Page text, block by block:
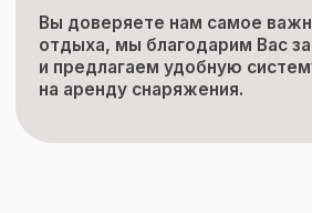
Вы доверяете нам самое
отдыха, мы благодарим Вас
и предлагаем удобную
на аренду снаряжения.